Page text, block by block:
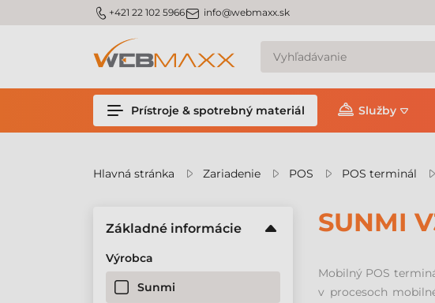
m_phone +421 22 102 5966m_email info@webmaxx.sk
Prístroje & spotrebný materiál Služby
Hlavná stránka Zariadenie POS POS terminál
SUNMI
Mobilný POS
v procesoch
Základné informácie
Výrobca
Sunmi